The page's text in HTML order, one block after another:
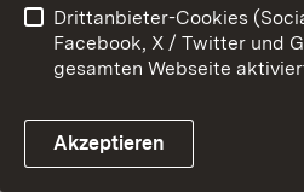
Wärmeversorgung
Kommunale
Drittanbieter-Cookies
Facebook, X / Twitter und
gesamten Webseite
Akzeptieren